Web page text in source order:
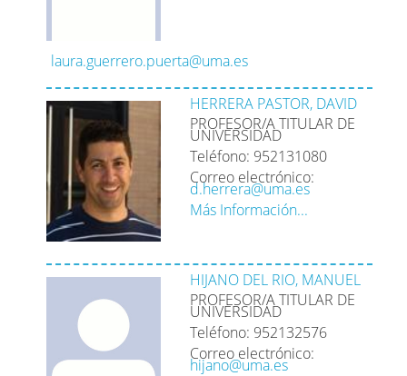
laura.guerrero.puerta@uma.es
HERRERA PASTOR, DAVID
PROFESOR/A TITULAR DE
UNIVERSIDAD
Teléfono: 952131080
Correo electrónico:
d.herrera@uma.es
Más Información...
HIJANO DEL RIO, MANUEL
PROFESOR/A TITULAR DE
UNIVERSIDAD
Teléfono: 952132576
Correo electrónico:
hijano@uma.es